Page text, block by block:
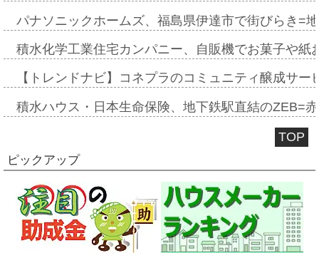
パナソニックホームズ、福島県伊達市で街びらき=
積水化学工業住宅カンパニー、自販機でお菓子や
【トレンドナビ】コネプラのコミュニティ醸成サ
積水ハウス・日本生命保険、地下鉄駅直結のZEB=
TOP
ピックアップ